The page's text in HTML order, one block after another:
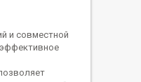
и совместной